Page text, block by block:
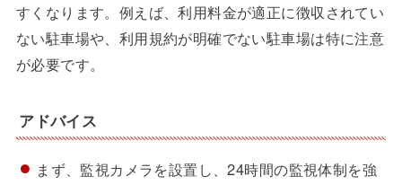
すくなります。例えば、利用料金が適正に徴収されてい
ない駐車場や、利用規約が明確でない駐車場は特に注意
が必要です。
アドバイス
まず、監視カメラを設置し、24時間の監視体制を強